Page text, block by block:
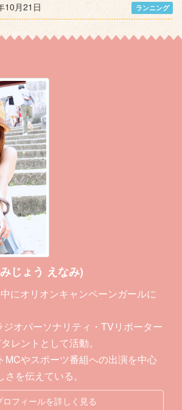
10月21日 ランニング
じょう えなみ)
にオリオンキャンペーンガールに
オパーソナリティ・TVリポーター
レントとして活動。
MCやスポーツ番組への出演を中心
を伝えている。
ロフィールを詳しく見る